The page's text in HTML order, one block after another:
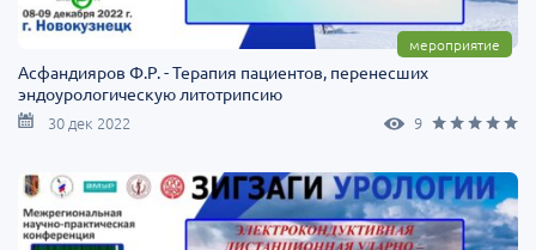
мероприятие
Асфандияров Ф.Р. - Терапия пациентов, перенесших
эндоурологическую литотрипсию
30 дек 2022 9